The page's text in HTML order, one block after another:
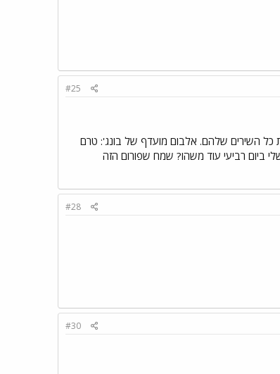
#25
כל השירים שלהם. אלבום מועדף של בונג': טרם
ביום רביעי עוד משהו? שמח שפורום הזה
#28
#30